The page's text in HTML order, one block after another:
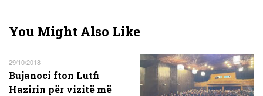
You Might Also Like
29/10/2018
Bujanoci fton Lutfi
Hazirin për vizitë më